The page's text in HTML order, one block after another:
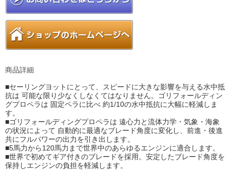
商品詳細
■セーリングヨットにとって、スピードに大きな影響を与える水中抵
抗は 可能な限り少なくしなくてはなりません。ゴリフォールディン
グプロペラは 固定ペラに比べ 約1/10の水中抵抗に大幅に軽減しま
す。
■ゴリフォールディングプロペラは 遠心力と流体力学・気象・海象
の状況によって 自動的に最適なブレード角度に変化し、前進・後進
共にフルパワーの出力を引き出します。
■5馬力から120馬力まで世界中のあらゆるエンジンに適合します。
■世界で初めてギア付きのブレードを採用。安定したブレード角度を
保持しエンジンの負担を軽減します。